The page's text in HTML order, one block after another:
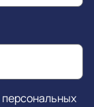
персональных